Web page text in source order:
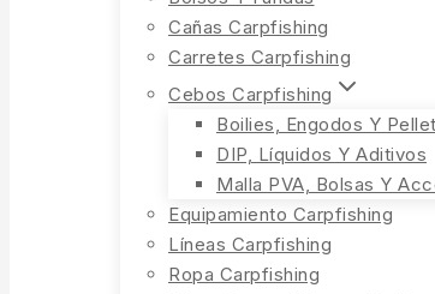
Cañas Carpfishing
Carretes Carpfishing
Cebos Carpfishing
Boilies, Engodos Y Pellet
DIP, Líquidos Y Aditivos
Malla PVA, Bolsas Y
Equipamiento Carpfishing
Líneas Carpfishing
Ropa Carpfishing